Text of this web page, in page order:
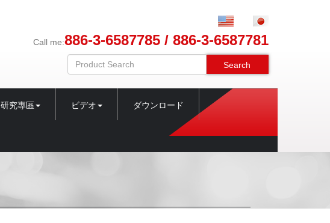
Call me:886-3-6587785 / 886-3-6587781
Search
研究專區 ビデオ ダウンロード